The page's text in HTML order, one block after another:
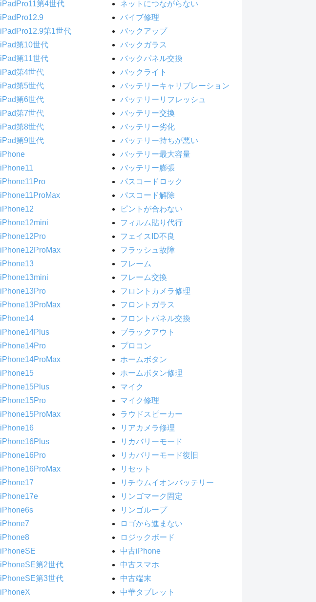
iPadPro11第4世代
iPadPro12.9
iPadPro12.9第1世代
iPad第10世代
iPad第11世代
iPad第4世代
iPad第5世代
iPad第6世代
iPad第7世代
iPad第8世代
iPad第9世代
iPhone
iPhone11
iPhone11Pro
iPhone11ProMax
iPhone12
iPhone12mini
iPhone12Pro
iPhone12ProMax
iPhone13
iPhone13mini
iPhone13Pro
iPhone13ProMax
iPhone14
iPhone14Plus
iPhone14Pro
iPhone14ProMax
iPhone15
iPhone15Plus
iPhone15Pro
iPhone15ProMax
iPhone16
iPhone16Plus
iPhone16Pro
iPhone16ProMax
iPhone17
iPhone17e
iPhone6s
iPhone7
iPhone8
iPhoneSE
iPhoneSE第2世代
iPhoneSE第3世代
iPhoneX
ネットにつながらない
バイブ修理
バックアップ
バックガラス
バックパネル交換
バックライト
バッテリーキャリブレーション
バッテリーリフレッシュ
バッテリー交換
バッテリー劣化
バッテリー持ちが悪い
バッテリー最大容量
バッテリー膨張
パスコードロック
パスコード解除
ピントが合わない
フィルム貼り代行
フェイスID不良
フラッシュ故障
フレーム
フレーム交換
フロントカメラ修理
フロントガラス
フロントパネル交換
ブラックアウト
プロコン
ホームボタン
ホームボタン修理
マイク
マイク修理
ラウドスピーカー
リアカメラ修理
リカバリーモード
リカバリーモード復旧
リセット
リチウムイオンバッテリー
リンゴマーク固定
リンゴループ
ロゴから進まない
ロジックボード
中古iPhone
中古スマホ
中古端末
中華タブレット